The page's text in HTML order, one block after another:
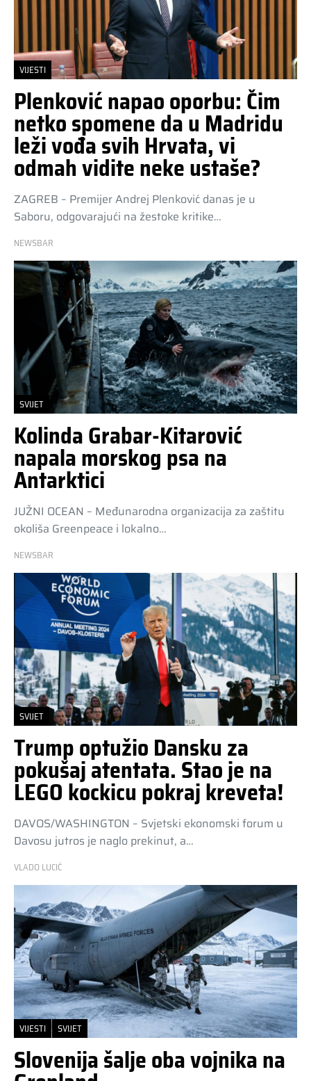
VIJESTI
Plenković napao oporbu: Čim
netko spomene da u Madridu
leži vođa svih Hrvata, vi
odmah vidite neke ustaše?
ZAGREB – Premijer Andrej Plenković danas je u
Saboru, odgovarajući na žestoke kritike…
NEWSBAR
SVIJET
Kolinda Grabar-Kitarović
napala morskog psa na
Antarktici
JUŽNI OCEAN – Međunarodna organizacija za zaštitu
okoliša Greenpeace i lokalno…
NEWSBAR
SVIJET
Trump optužio Dansku za
pokušaj atentata. Stao je na
LEGO kockicu pokraj kreveta!
DAVOS/WASHINGTON – Svjetski ekonomski forum u
Davosu jutros je naglo prekinut, a…
VLADO LUCIĆ
VIJESTI SVIJET
Slovenija šalje oba vojnika na